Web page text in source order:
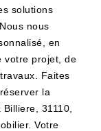
solutions
nous
en
votre projet, de
Faites
la
31110,
Votre